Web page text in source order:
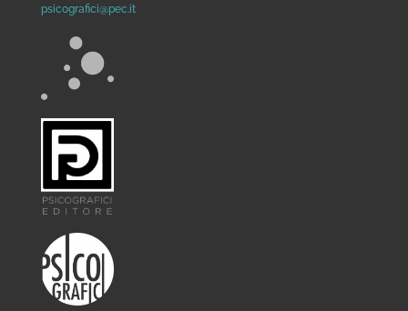
psicografici@pec.it